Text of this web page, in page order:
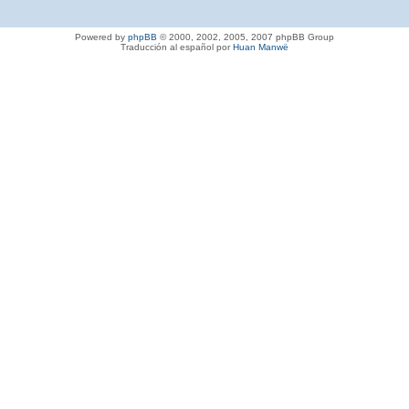
Powered by phpBB © 2000, 2002, 2005, 2007 phpBB Group
Traducción al español porHuan Manwë